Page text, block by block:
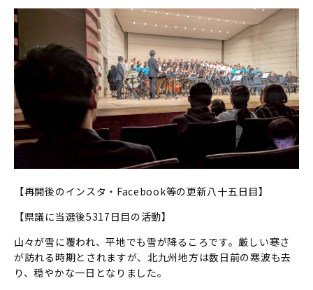
【再開後のインスタ・Facebook等の更新八十五日目】
【県議に当選後5317日目の活動】
山々が雪に覆われ、平地でも雪が降るころです。厳しい寒さ
が訪れる時期とされますが、北九州地方は数日前の寒波も去
り、穏やかな一日となりました。